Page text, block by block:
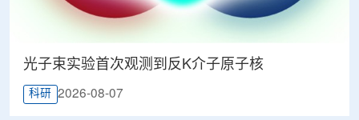
光子束实验首次观测到反K介子原子核
科研 2026-08-07